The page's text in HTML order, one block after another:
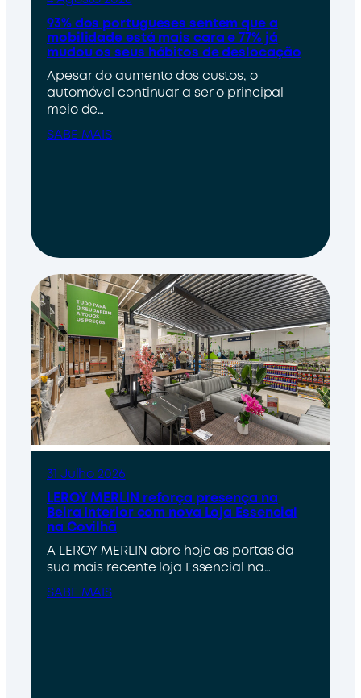
93% dos portugueses sentem que a
mobilidade está mais cara e 77% já
mudou os seus hábitos de deslocação
Apesar do aumento dos custos, o
automóvel continuar a ser o principal
meio de…
SABE MAIS
31 Julho 2026
LEROY MERLIN reforça presença na
Beira Interior com nova Loja Essencial
na Covilhã
A LEROY MERLIN abre hoje as portas da
sua mais recente loja Essencial na…
SABE MAIS